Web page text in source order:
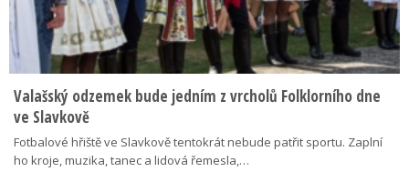
Valašský odzemek bude jedním z vrcholů Folklorního dne
ve Slavkově
Fotbalové hřiště ve Slavkově tentokrát nebude patřit sportu. Zaplní
ho kroje, muzika, tanec a lidová řemesla,…